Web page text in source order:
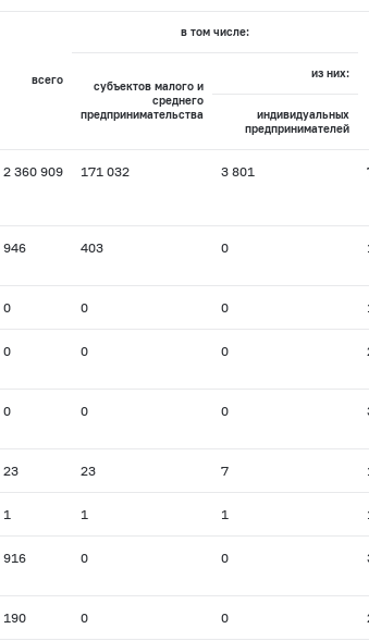
всего
в том числе:
субъектов малого и
среднего
предпринимательства
из них:
индивидуальных
предпринимателей
2 360 909 171 032 3 801
946 403 0
0 0 0
0 0 0
0 0 0
23 23 7
1 1 1
916 0 0
190 0 0